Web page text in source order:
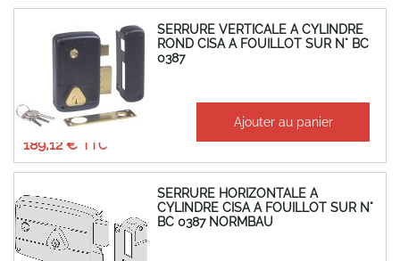
SERRURE VERTICALE A CYLINDRE
ROND CISA A FOUILLOT SUR N° BC
0387
À partir de
189,12 €
157,60 € Ajouter au panier
SERRURE HORIZONTALE A
CYLINDRE CISA A FOUILLOT SUR N°
BC 0387 NORMBAU